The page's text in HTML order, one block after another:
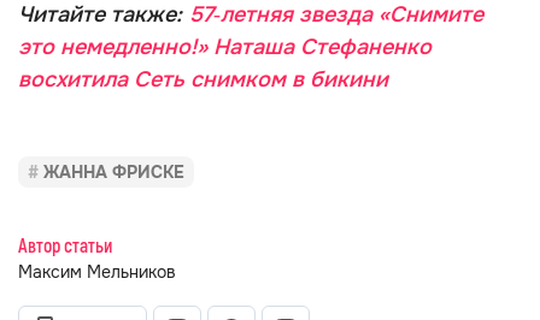
Читайте также: 57‑летняя звезда «Снимите
это немедленно!» Наташа Стефаненко
восхитила Сеть снимком в бикини
ЖАННА ФРИСКЕ
Автор статьи
Максим Мельников